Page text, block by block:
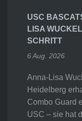
USC
LISA
SCHRITT
6 Aug. 2026
Anna-Lisa
Heidelberg
Combo Guard
USC – sie hat